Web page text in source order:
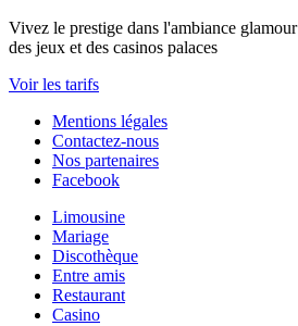
Vivez le prestige dans l'ambiance glamour
des jeux et des casinos palaces
Voir les tarifs
Mentions légales
Contactez-nous
Nos partenaires
Facebook
Limousine
Mariage
Discothèque
Entre amis
Restaurant
Casino